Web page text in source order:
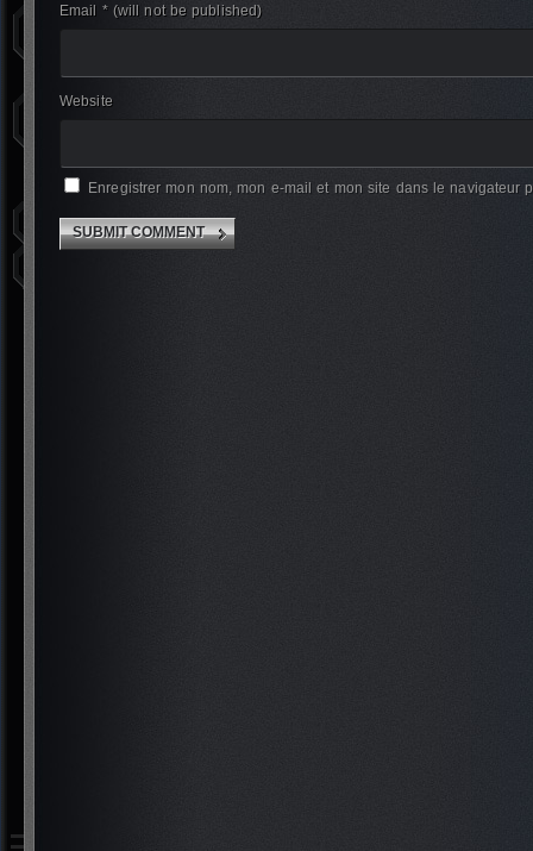
Email * (will not be published)
Website
Enregistrer mon nom, mon e-mail et mon site dans le navigateur